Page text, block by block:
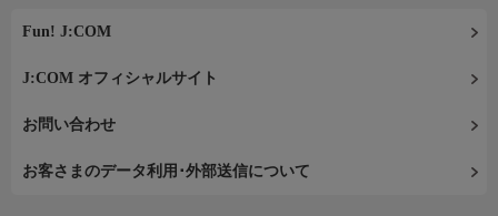
Fun! J:COM
J:COM オフィシャルサイト
お問い合わせ
お客さまのデータ利用･外部送信について